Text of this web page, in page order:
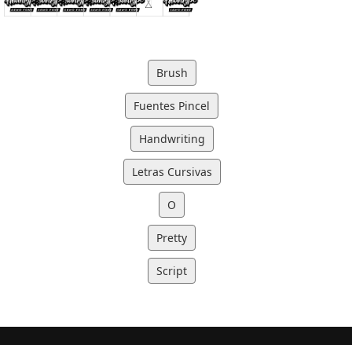
Brush
Fuentes Pincel
Handwriting
Letras Cursivas
O
Pretty
Script